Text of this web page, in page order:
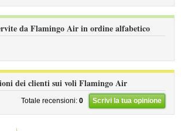
da Flamingo Air in ordine alfabetico
dei clienti sui voli Flamingo Air
Totale recensioni: 0 Scrivi la tua opinione